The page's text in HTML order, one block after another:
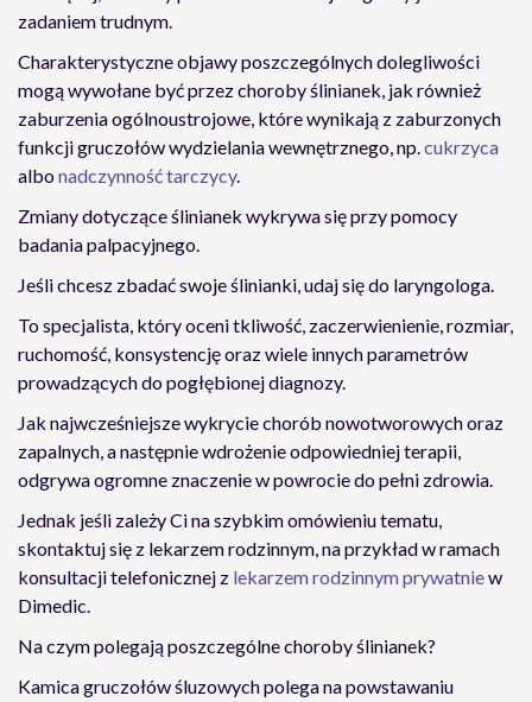
zadaniem trudnym.
Charakterystyczne objawy poszczególnych dolegliwości
mogą wywołane być przez choroby ślinianek, jak również
zaburzenia ogólnoustrojowe, które wynikają z zaburzonych
funkcji gruczołów wydzielania wewnętrznego, np.cukrzyca
albonadczynność tarczycy.
Zmiany dotyczące ślinianek wykrywa się przy pomocy
badania palpacyjnego.
Jeśli chcesz zbadać swoje ślinianki, udaj się do laryngologa.
To specjalista, który oceni tkliwość, zaczerwienienie, rozmiar,
ruchomość, konsystencję oraz wiele innych parametrów
prowadzących do pogłębionej diagnozy.
Jak najwcześniejsze wykrycie chorób nowotworowych oraz
zapalnych, a następnie wdrożenie odpowiedniej terapii,
odgrywa ogromne znaczenie w powrocie do pełni zdrowia.
Jednak jeśli zależy Ci na szybkim omówieniu tematu,
skontaktuj się z lekarzem rodzinnym, na przykład w ramach
konsultacji telefonicznej z lekarzem rodzinnym prywatniew
Dimedic.
Na czym polegają poszczególne choroby ślinianek?
Kamica gruczołów śluzowych polega na powstawaniu